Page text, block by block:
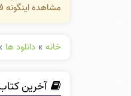
مشاهده اینگونه
خانه » دانلود ها
آخرین